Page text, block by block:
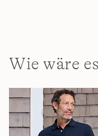
Wie wäre